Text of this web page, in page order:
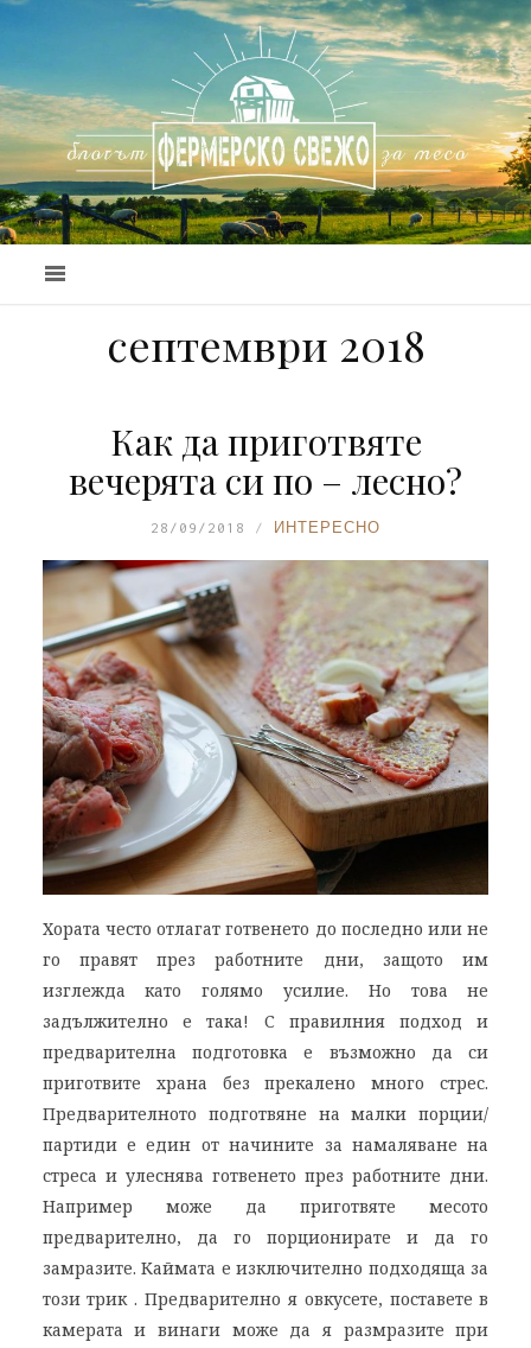
септември 2018
Как да приготвяте
вечерята си по – лесно?
28/09/2018 ИНТЕРЕСНО
Хората често отлагат готвенето до последно или не
го правят през работните дни, защото им
изглежда като голямо усилие. Но това не
задължително е така! С правилния подход и
предварителна подготовка е възможно да си
приготвите храна без прекалено много стрес.
Предварителното подготвяне на малки порции/
партиди е един от начините за намаляване на
стреса и улеснява готвенето през работните дни.
Например може да приготвяте месото
предварително, да го порционирате и да го
замразите. Каймата е изключително подходяща за
този трик . Предварително я овкусете, поставете в
камерата и винаги може да я размразите при